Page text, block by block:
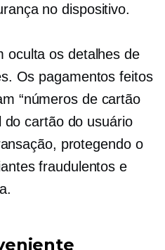
no dispositivo.
oculta os detalhes de
Os pagamentos feitos
“números de cartão
do cartão do usuário
protegendo o
fraudulentos e